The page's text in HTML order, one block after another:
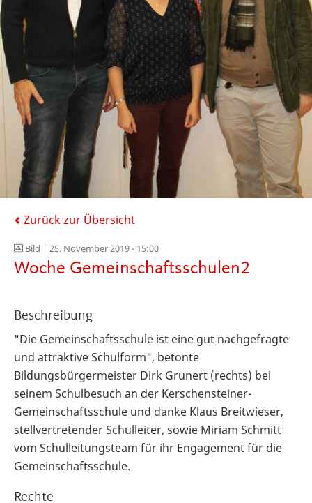
Zurück zur Übersicht
Bild | 25. November 2019 - 15:00
Woche Gemeinschaftsschulen2
Beschreibung
"Die Gemeinschaftsschule ist eine gut nachgefragte
und attraktive Schulform", betonte
Bildungsbürgermeister Dirk Grunert (rechts) bei
seinem Schulbesuch an der Kerschensteiner-
Gemeinschaftsschule und danke Klaus Breitwieser,
stellvertretender Schulleiter, sowie Miriam Schmitt
vom Schulleitungsteam für ihr Engagement für die
Gemeinschaftsschule.
Rechte